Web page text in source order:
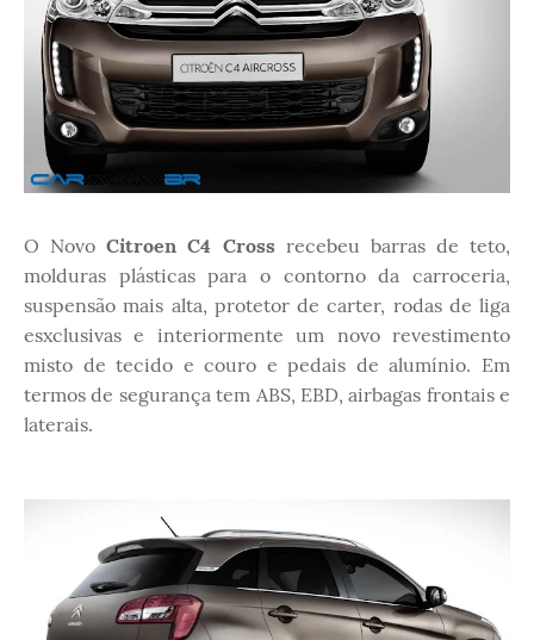
O NovoCitroen C4 Crossrecebeu barras de teto,
molduras plásticas para o contorno da carroceria,
suspensão mais alta, protetor de carter, rodas de liga
esxclusivas e interiormente um novo revestimento
misto de tecido e couro e pedais de alumínio. Em
termos de segurança tem ABS, EBD, airbagas frontais e
laterais.